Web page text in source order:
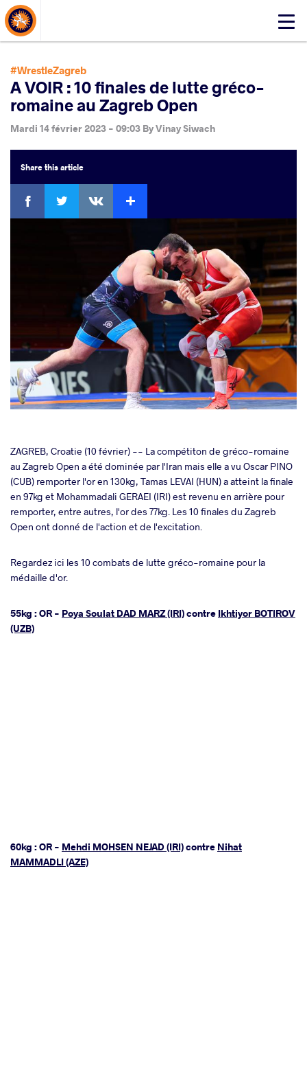
Click
About Events
#WrestleZagreb
A VOIR : 10 finales de lutte gréco-
romaine au Zagreb Open
Mardi 14 février 2023 - 09:03 ByVinay Siwach
Sharethis article
Facebook
ZAGREB, Croatie (10 février) -- La compétiton de gréco-romaine
au Zagreb Open a été dominée par l'Iran mais elle a vu Oscar PINO
(CUB) remporter l'or en 130kg, Tamas LEVAI (HUN) a atteint la finale
en 97kg et Mohammadali GERAEI (IRI) est revenu en arrière pour
remporter, entre autres, l'or des 77kg. Les 10 finales du Zagreb
Open ont donné de l'action et de l'excitation.
Regardez ici les 10 combats de lutte gréco-romaine pour la
médaille d'or.
55kg : OR - Poya Soulat DAD MARZ (IRI)contre Ikhtiyor BOTIROV
(UZB)
60kg : OR - Mehdi MOHSEN NEJAD (IRI)contre Nihat
MAMMADLI (AZE)